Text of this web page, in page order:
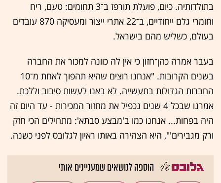
בתולדותיה. כיום, פועלת תורפז ב־3 תחומים: טעם, ריח
וחומרי גלם ייחודיים, ב־22 אתרי ייצור ומעסיקה 870 עובדים
בעולם, כשליש מהם בישראל.
בעבר אמרה כהן־חזון כי אין לה כוונה למכור את החברה
בשנים הקרובות. "אנחנו רוצים שהיא תהפוך לאחת מ־10
החברות הגדולות בתעשייה. לא באנו לעשות סיבוב וללכת.
אמרנו שבכל 4 שנים נכפיל את מחזור המכירות - עד היום זה
היה בפחות... אנחנו כמו ב'מבצע סבתא': מתחילים הכי חזק
ורק מגבירים'", היא הצהירה באותו ראיון לגלובס לפני כשנה.
הוספה לנושאים שמעניינים אותי